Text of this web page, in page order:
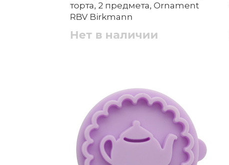
торта, 2 предмета, Ornament
RBV Birkmann
Нет в наличии